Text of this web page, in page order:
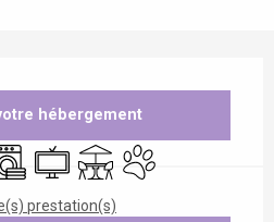
hébergement
linge
TélévisionTerrasseAnimaux acceptés
prestation(s)